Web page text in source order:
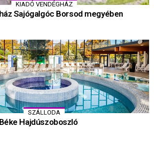
KIADÓ VENDÉGHÁZ
Sajógalgóc Borsod megyében
SZÁLLODA
Hajdúszoboszló